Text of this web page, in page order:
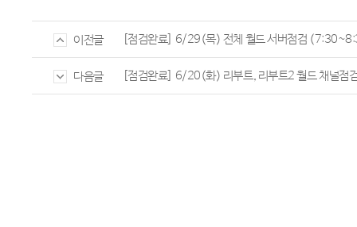
이전글 [점검완료] 6/29(목) 전체 월드 서버점검
다음글 [점검완료] 6/20(화) 리부트, 리부트2 월드 채널